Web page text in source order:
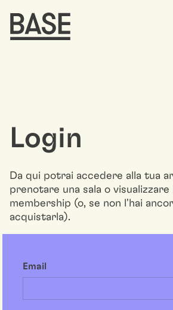
Login
Da qui potrai accedere alla tua
prenotare una sala o visualizzare
membership (o, se non l'hai
acquistarla).
Email